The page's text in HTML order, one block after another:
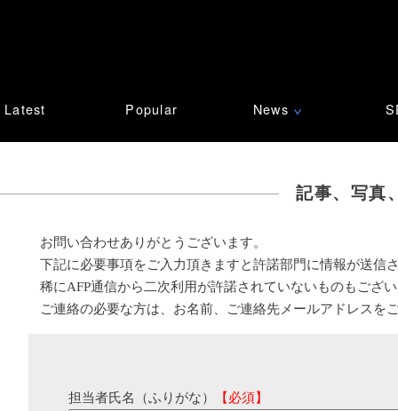
Latest Popular News ∨
記事、写真
お問い合わせありがとうございます。
下記に必要事項をご入力頂きますと許諾部門に情報が送信
稀にAFP通信から二次利用が許諾されていないものもござ
ご連絡の必要な方は、お名前、ご連絡先メールアドレスを
担当者氏名（ふりがな） 【必須】